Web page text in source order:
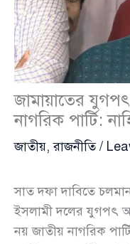
জামায়াতের
নাগরিক পার্টি:
জাতীয়,রাজনীতি/
সাত দফা দাবিতে
ইসলামী দলের যুগপৎ
নয় জাতীয় নাগরিক